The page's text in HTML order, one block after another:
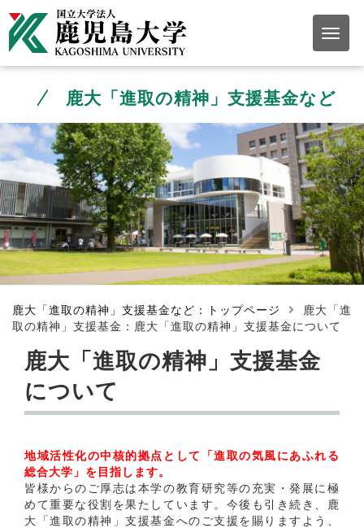
鹿大「進取の精神」支援基金など
鹿大「進取の精神」支援基金など：トップページ
鹿大「進
取の精神」支援基金：鹿大「進取の精神」支援基金について
鹿大「進取の精神」支援基金
について
地域活性化の中核的拠点として「進取の気風にあふれる
総合大学」を目指します。
皆様からのご厚志は本学の教育研究等の充実・発展に極
めて重要な役割を果たしています。今後も引き続き、鹿
大「進取の精神」支援基金へのご支援を賜りますよう、